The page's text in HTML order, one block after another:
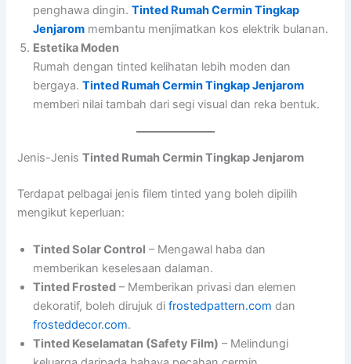
penghawa dingin.Tinted Rumah Cermin Tingkap
Jenjarom membantu menjimatkan kos elektrik bulanan.
Estetika Moden
Rumah dengan tinted kelihatan lebih moden dan
bergaya.Tinted Rumah Cermin Tingkap Jenjarom
memberi nilai tambah dari segi visual dan reka bentuk.
Jenis-JenisTinted Rumah Cermin Tingkap Jenjarom
Terdapat pelbagai jenis filem tinted yang boleh dipilih
mengikut keperluan:
Tinted Solar Control – Mengawal haba dan
memberikan keselesaan dalaman.
Tinted Frosted – Memberikan privasi dan elemen
dekoratif, boleh dirujuk difrostedpattern.com dan
frosteddecor.com.
Tinted Keselamatan (Safety Film) – Melindungi